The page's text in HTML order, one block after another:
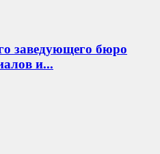
заведующего бюро
и...